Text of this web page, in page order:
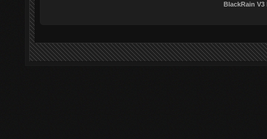
BlackRain V3